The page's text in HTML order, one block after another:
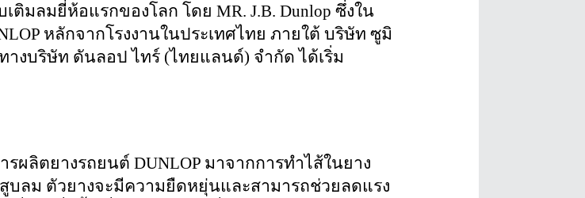
ติมลมยี่ห้อแรกของโลก โดย MR. J.B. Dunlop ซึ่งใน
หลักจากโรงงานในประเทศไทย ภายใต้ บริษัท ซูมิ
งบริษัท ดันลอป ไทร์ (ไทยแลนด์) จำกัด ได้เริ่ม
ผลิตยางรถยนต์ DUNLOP มาจากการทำไส้ในยาง
ลม ตัวยางจะมีความยืดหยุ่นและสามารถช่วยลดแรง